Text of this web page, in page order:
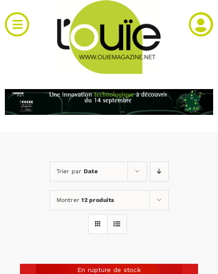
au
contenu
Toggle
Navigation
RH et emploi
Trier par Date
Montrer12 produits
En rupture de stock